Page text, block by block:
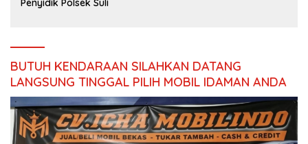
BUTUH KENDARAAN SILAHKAN DATANG
LANGSUNG TINGGAL PILIH MOBIL IDAMAN ANDA